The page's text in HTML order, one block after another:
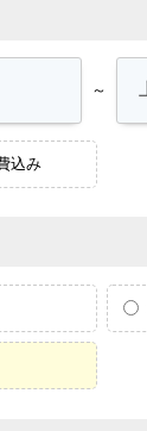
～
込み